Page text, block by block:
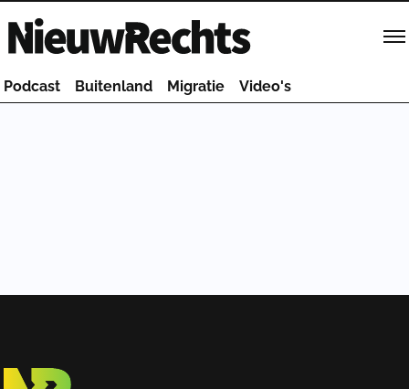
Homepage van NieuwRechts
Podcast Buitenland Migratie Video's